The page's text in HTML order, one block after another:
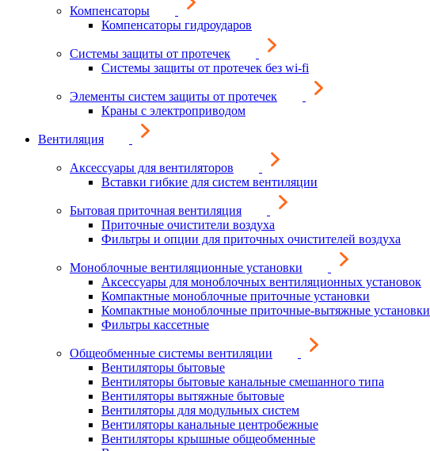
Компенсаторы
Компенсаторы гидроударов
Системы защиты от протечек
Системы защиты от протечек без wi-fi
Элементы систем защиты от протечек
Краны с электроприводом
Вентиляция
Аксессуары для вентиляторов
Вставки гибкие для систем вентиляции
Бытовая приточная вентиляция
Приточные очистители воздуха
Фильтры и опции для приточных очистителей воздуха
Моноблочные вентиляционные установки
Аксессуары для моноблочных вентиляционных установок
Компактные моноблочные приточные установки
Компактные моноблочные приточные-вытяжные установки
Фильтры кассетные
Общеобменные системы вентиляции
Вентиляторы бытовые
Вентиляторы бытовые канальные смешанного типа
Вентиляторы вытяжные бытовые
Вентиляторы для модульных систем
Вентиляторы канальные центробежные
Вентиляторы крышные общеобменные